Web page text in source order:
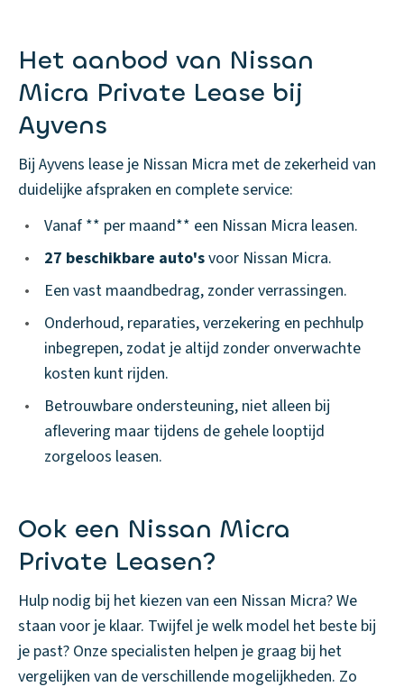
Het aanbod van Nissan
Micra Private Lease bij
Ayvens
Bij Ayvens lease je Nissan Micra met de zekerheid van
duidelijke afspraken en complete service:
•
Vanaf ** per maand** een Nissan Micra leasen.
•
27 beschikbare auto'svoor Nissan Micra.
•
Een vast maandbedrag, zonder verrassingen.
•
Onderhoud, reparaties, verzekering en pechhulp
inbegrepen, zodat je altijd zonder onverwachte
kosten kunt rijden.
•
Betrouwbare ondersteuning, niet alleen bij
aflevering maar tijdens de gehele looptijd
zorgeloos leasen.
Ook een Nissan Micra
Private Leasen?
Hulp nodig bij het kiezen van een Nissan Micra? We
staan voor je klaar. Twijfel je welk model het beste bij
je past? Onze specialisten helpen je graag bij het
vergelijken van de verschillende mogelijkheden. Zo